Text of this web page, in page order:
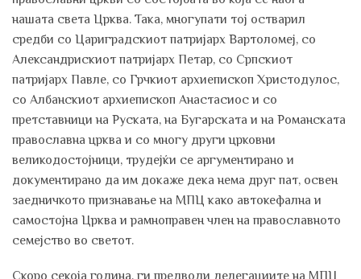
нашата света Црква. Така, многупати тој остварил
средби со Цариградскиот патријарх Вартоломеј, со
Александрискиот патријарх Петар, со Српскиот
патријарх Павле, со Грчкиот архиепископ Христодулос,
со Албанскиот архиепископ Анастасиос и со
претставници на Руската, на Бугарската и на Романската
православна црква и со многу други црковни
великодостојници, трудејќи се аргументирано и
документирано да им докаже дека нема друг пат, освен
заедничкото признавање на МПЦ како автокефална и
самостојна Црква и рамноправен член на православното
семејство во светот.
Скоро секоја година, ги предводи делегациите на МПЦ